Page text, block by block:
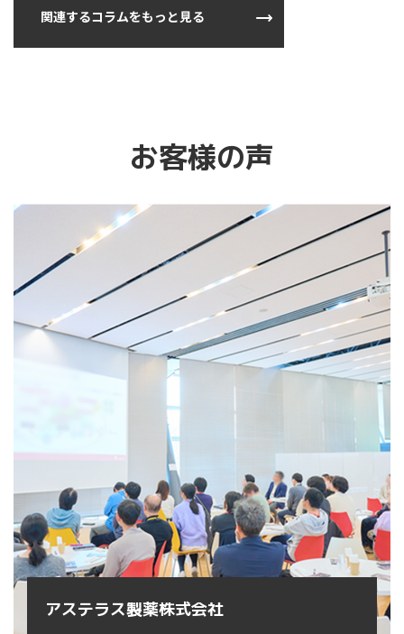
関連するコラムをもっと見る
お客様の声
アステラス製薬株式会社